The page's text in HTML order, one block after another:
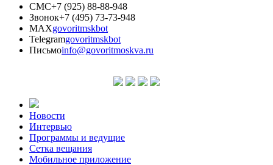
СМС+7 (925) 88-88-948
Звонок+7 (495) 73-73-948
MAXgovoritmskbot
Telegramgovoritmskbot
Письмоinfo@govoritmoskva.ru
Новости
Интервью
Программы и ведущие
Сетка вещания
Мобильное приложение